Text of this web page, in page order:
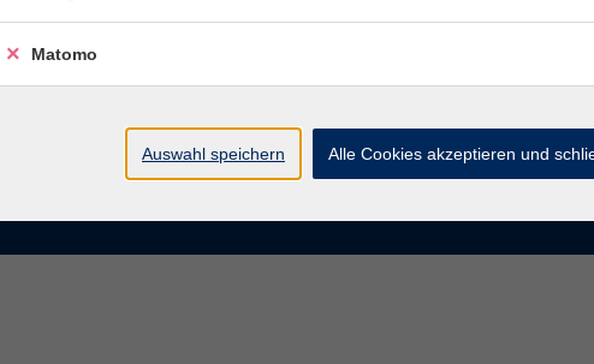
Tel: 09561 8825-0
Matomo
Auswahl speichern Alle Cookies akzeptieren und